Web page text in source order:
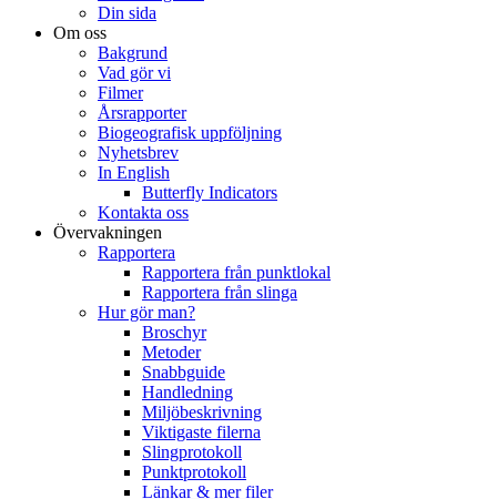
Din sida
Om oss
Bakgrund
Vad gör vi
Filmer
Årsrapporter
Biogeografisk uppföljning
Nyhetsbrev
In English
Butterfly Indicators
Kontakta oss
Övervakningen
Rapportera
Rapportera från punktlokal
Rapportera från slinga
Hur gör man?
Broschyr
Metoder
Snabbguide
Handledning
Miljöbeskrivning
Viktigaste filerna
Slingprotokoll
Punktprotokoll
Länkar & mer filer